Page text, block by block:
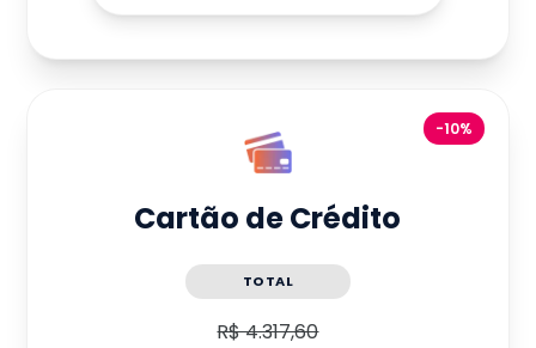
-10%
Cartão de Crédito
TOTAL
R$ 4.317,60